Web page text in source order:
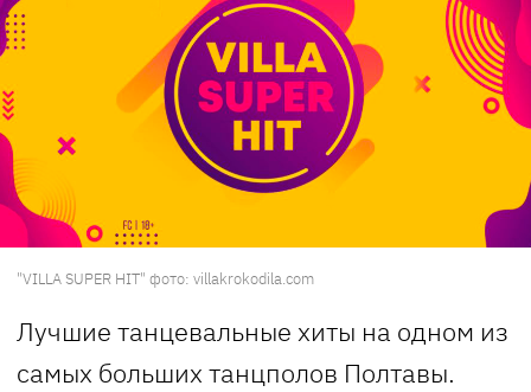
"VILLA SUPER HIT" фото: villakrokodila.com
Лучшие танцевальные хиты на одном из
самых больших танцполов Полтавы.